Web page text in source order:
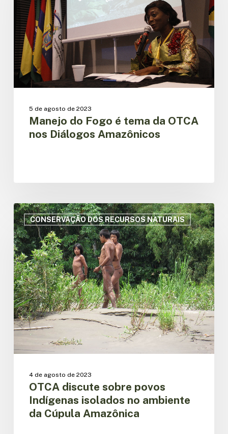
tema
da
OTCA
nos
Diálogos
Amazônicos
5 de agosto de 2023
Manejo do Fogo é tema da OTCA
nos Diálogos Amazônicos
CONSERVAÇÃO DOS RECURSOS NATURAIS
OTCA
discute
sobre
povos
Indígenas
isolados
no
ambiente
da
Cúpula
Amazônica
4 de agosto de 2023
OTCA discute sobre povos
Indígenas isolados no ambiente
da Cúpula Amazônica